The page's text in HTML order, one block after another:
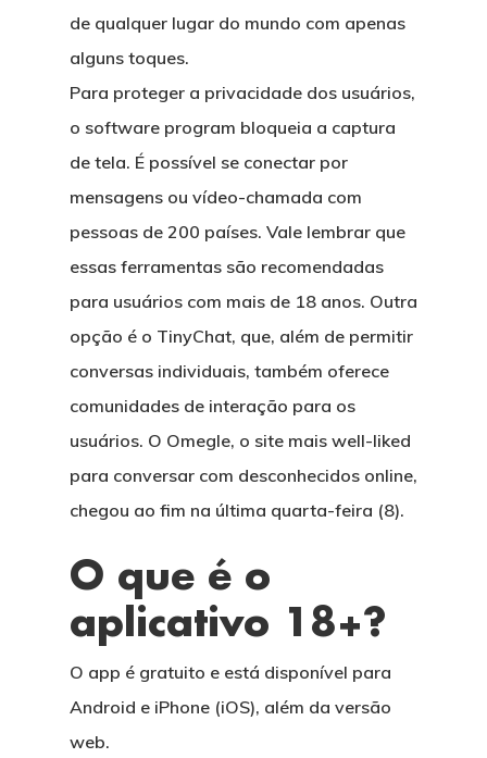
de qualquer lugar do mundo com apenas
alguns toques.
Para proteger a privacidade dos usuários,
o software program bloqueia a captura
de tela. É possível se conectar por
mensagens ou vídeo-chamada com
pessoas de 200 países. Vale lembrar que
essas ferramentas são recomendadas
para usuários com mais de 18 anos. Outra
opção é o TinyChat, que, além de permitir
conversas individuais, também oferece
comunidades de interação para os
usuários. O Omegle, o site mais well-liked
para conversar com desconhecidos online,
chegou ao fim na última quarta-feira (8).
O que é o
aplicativo 18+?
O app é gratuito e está disponível para
Android e iPhone (iOS), além da versão
web.